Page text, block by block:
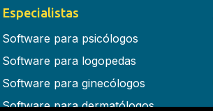
Especialistas
Software para psicólogos
Software para logopedas
Software para ginecólogos
Software para dermatólogos